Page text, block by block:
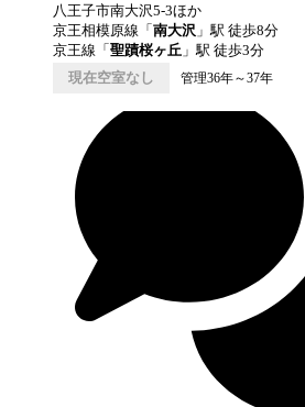
八王子市南大沢5-3ほか
京王相模原線 「 南大沢 」駅 徒歩8分
京王線 「 聖蹟桜ヶ丘 」駅 徒歩3分
現在空室なし
管理36年～37年